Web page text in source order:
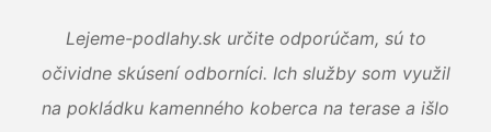
Lejeme-podlahy.sk určite odporúčam, sú to
očividne skúsení odborníci. Ich služby som využil
na pokládku kamenného koberca na terase a išlo